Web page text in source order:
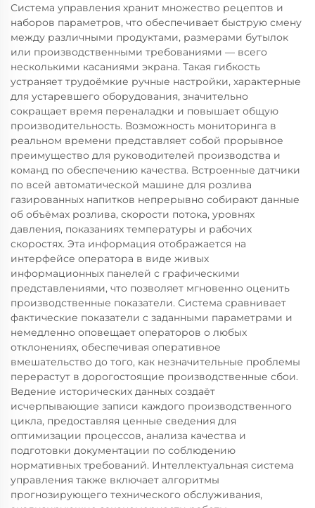
Система управления хранит множество рецептов и
наборов параметров, что обеспечивает быструю смену
между различными продуктами, размерами бутылок
или производственными требованиями — всего
несколькими касаниями экрана. Такая гибкость
устраняет трудоёмкие ручные настройки, характерные
для устаревшего оборудования, значительно
сокращает время переналадки и повышает общую
производительность. Возможность мониторинга в
реальном времени представляет собой прорывное
преимущество для руководителей производства и
команд по обеспечению качества. Встроенные датчики
по всей автоматической машине для розлива
газированных напитков непрерывно собирают данные
об объёмах розлива, скорости потока, уровнях
давления, показаниях температуры и рабочих
скоростях. Эта информация отображается на
интерфейсе оператора в виде живых
информационных панелей с графическими
представлениями, что позволяет мгновенно оценить
производственные показатели. Система сравнивает
фактические показатели с заданными параметрами и
немедленно оповещает операторов о любых
отклонениях, обеспечивая оперативное
вмешательство до того, как незначительные проблемы
перерастут в дорогостоящие производственные сбои.
Ведение исторических данных создаёт
исчерпывающие записи каждого производственного
цикла, предоставляя ценные сведения для
оптимизации процессов, анализа качества и
подготовки документации по соблюдению
нормативных требований. Интеллектуальная система
управления также включает алгоритмы
прогнозирующего технического обслуживания,